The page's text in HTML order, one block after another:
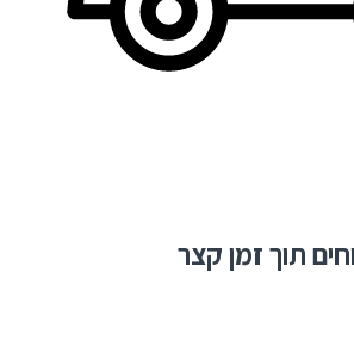
תוך זמן קצר